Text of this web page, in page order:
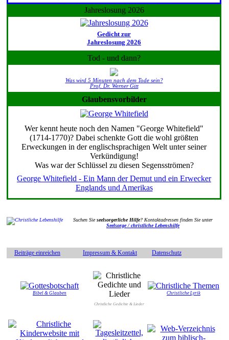
Jahreslosung 2026
Gedicht zur
Jahreslosung 2026
Tod - und dann?
Was wird 5 Minuten nach dem Tode sein?
Prof. Dr. Werner Gitt
Glaubensvorbilder
Wer kennt heute noch den Namen "George Whitefield"
(1714-1770)? Dabei schenkte Gott die wohl größten
Erweckungen in der englischsprachigen Welt unter seiner
Verkündigung!
Was war der Schlüssel zu diesen Segensströmen?
George Whitefield - Ein Mann der Demut und ein Erwecker
Englands und Amerikas
Suchen Sieseelsorgerliche Hilfe? Kontaktadressen finden Sie unter
Seelsorge / christliche Lebenshilfe
Beiträge einreichen Impressum & Kontakt Datenschutz
Bibel & Glauben
Christliche Gedichte & Lieder
Christliche Lyrik